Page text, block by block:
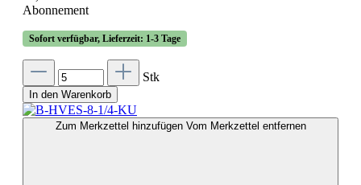
Abonnement
Sofort verfügbar, Lieferzeit: 1-3 Tage
Stk
In den Warenkorb
Zum Merkzettel hinzufügen Vom Merkzettel entfernen